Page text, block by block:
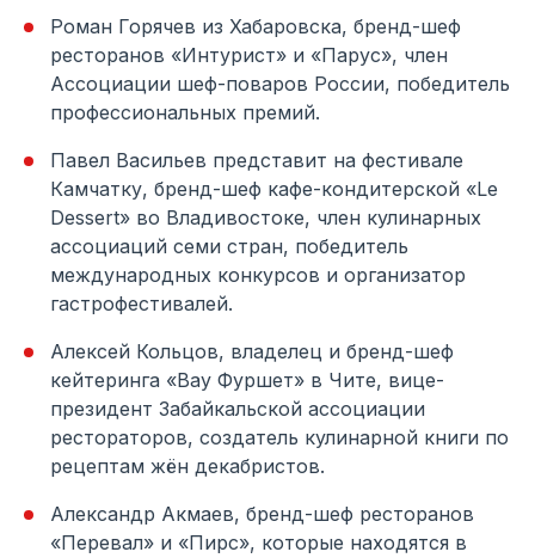
Роман Горячев из Хабаровска, бренд-шеф
ресторанов «Интурист» и «Парус», член
Ассоциации шеф-поваров России, победитель
профессиональных премий.
Павел Васильев представит на фестивале
Камчатку, бренд-шеф кафе-кондитерской «Le
Dessert» во Владивостоке, член кулинарных
ассоциаций семи стран, победитель
международных конкурсов и организатор
гастрофестивалей.
Алексей Кольцов, владелец и бренд-шеф
кейтеринга «Вау Фуршет» в Чите, вице-
президент Забайкальской ассоциации
рестораторов, создатель кулинарной книги по
рецептам жён декабристов.
Александр Акмаев, бренд-шеф ресторанов
«Перевал» и «Пирс», которые находятся в